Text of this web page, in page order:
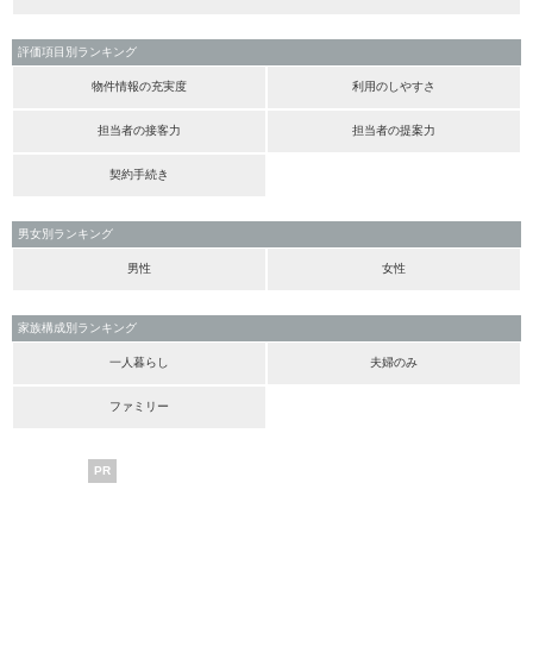
評価項目別ランキング
物件情報の充実度 利用のしやすさ
担当者の接客力 担当者の提案力
契約手続き
男女別ランキング
男性 女性
家族構成別ランキング
一人暮らし 夫婦のみ
ファミリー
PR